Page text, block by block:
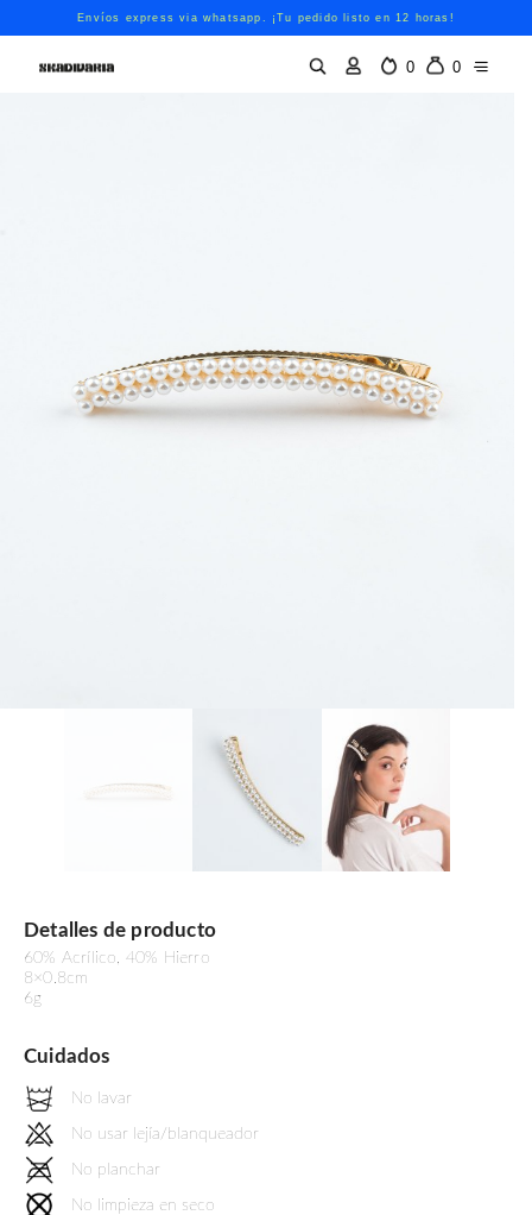
Envíos express via whatsapp. ¡Tu pedido listo en 12 horas!
0 0
Detalles de producto
60% Acrílico, 40% Hierro
8×0.8cm
6g
Cuidados
No lavar
No usar lejía/blanqueador
No planchar
No limpieza en seco